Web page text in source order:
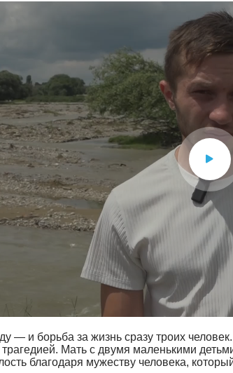
— и борьба за жизнь сразу троих
трагедией. Мать с двумя маленькими
благодаря мужеству человека,